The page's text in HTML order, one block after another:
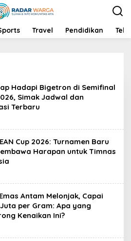
Travel Pendidikan
Hadapi Bigetron di Semifinal
Simak Jadwal dan
Terbaru
Cup 2026: Turnamen Baru
Harapan untuk Timnas
Antam Melonjak, Capai
per Gram: Apa yang
Kenaikan Ini?